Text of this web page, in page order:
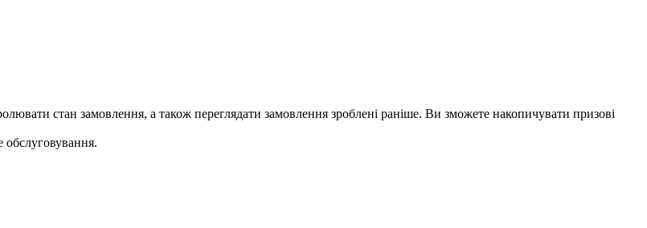
стан замовлення, а також переглядати замовлення зроблені раніше. Ви зможете накопичувати призові